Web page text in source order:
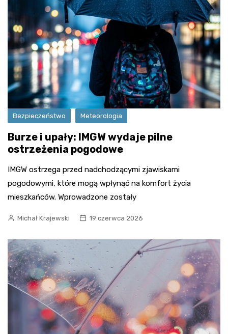
Bezpieczeństwo Meteorologia
Burze i upały: IMGW wydaje pilne
ostrzeżenia pogodowe
IMGW ostrzega przed nadchodzącymi zjawiskami
pogodowymi, które mogą wpłynąć na komfort życia
mieszkańców. Wprowadzone zostały
Michał Krajewski 19 czerwca 2026